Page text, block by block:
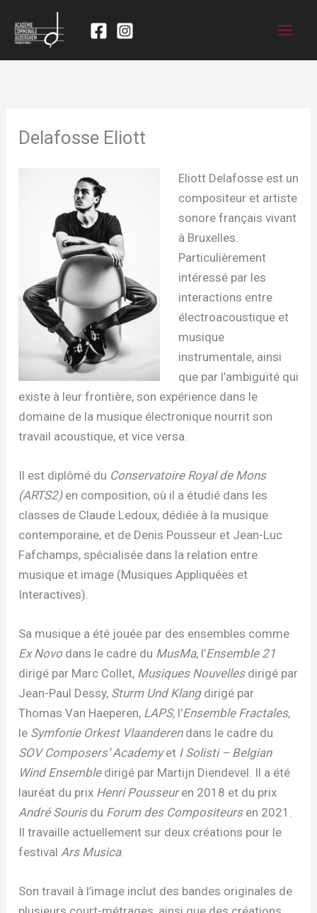
Delafosse Eliott
Eliott Delafosse est un
compositeur et artiste
sonore français vivant
à Bruxelles.
Particulièrement
intéressé par les
interactions entre
électroacoustique et
musique
instrumentale, ainsi
que par l’ambiguïté qui
existe à leur frontière, son expérience dans le
domaine de la musique électronique nourrit son
travail acoustique, et vice versa.
Il est diplômé du Conservatoire Royal de Mons
(ARTS2)en composition, où il a étudié dans les
classes de Claude Ledoux, dédiée à la musique
contemporaine, et de Denis Pousseur et Jean-Luc
Fafchamps, spécialisée dans la relation entre
musique et image (Musiques Appliquées et
Interactives).
Sa musique a été jouée par des ensembles comme
Ex Novo dans le cadre du MusMa, l’Ensemble 21
dirigé par Marc Collet, Musiques Nouvellesdirigé par
Jean-Paul Dessy, Sturm Und Klangdirigé par
Thomas Van Haeperen, LAPS, l’Ensemble Fractales,
le Symfonie Orkest Vlaanderendans le cadre du
SOV Composers’ Academyet I Solisti – Belgian
Wind Ensembledirigé par Martijn Diendevel. Il a été
lauréat du prix Henri Pousseuren 2018 et du prix
André Sourisdu Forum des Compositeursen 2021.
Il travaille actuellement sur deux créations pour le
festivalArs Musica.
Son travail à l’image inclut des bandes originales de